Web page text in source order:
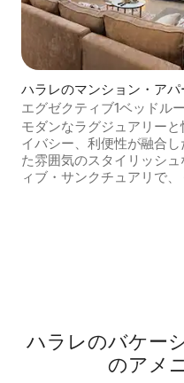
ハラレのマンション・アパ
エグゼクティブ1ベッドル
ン・アパート | デザイナー
ローデール
モダンなラグジュアリー
イバシー、利便性が融合
た雰囲気のスタイリッシ
ィブ・サンクチュアリで
Centreまで5分｜CBDまで10分
ス滞在にもレジャー滞在
ハラレのバケー
のアメ